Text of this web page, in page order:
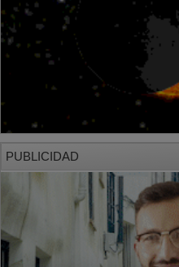
PUBLICIDAD